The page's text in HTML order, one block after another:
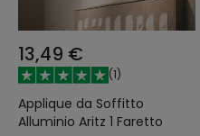
13,49 €
(1)
Applique da Soffitto
Alluminio Aritz 1 Faretto